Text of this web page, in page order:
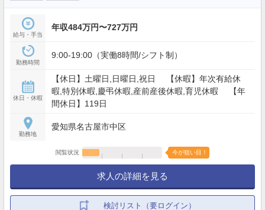
給与・手当
年収484万円〜727万円
勤務時間
9:00-19:00（実働8時間/シフト制）
休日・休暇
【休日】土曜日,日曜日,祝日 【休暇】年次有給休
暇,特別休暇,慶弔休暇,産前産後休暇,育児休暇 【年
間休日】119日
勤務地
愛知県名古屋市中区
閲覧状況 今が狙い目！
求人の詳細を見る
検討リスト（要ログイン）